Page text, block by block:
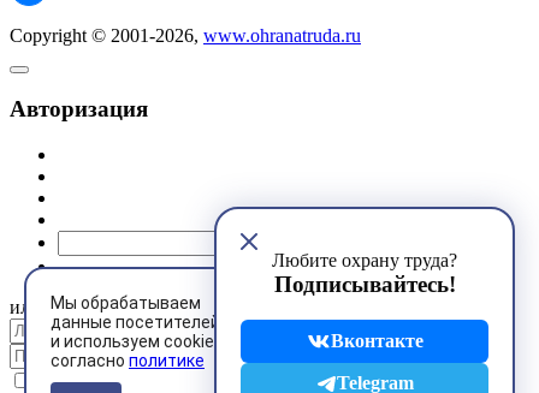
Мы обрабатываем
данные посетителей
и используем cookies
согласно политике
Любите охрану труда?
Подписывайтесь!
Вконтакте
Telegram
Copyright © 2001-2026, www.ohranatruda.ru
Авторизация
или
Запомнить меня